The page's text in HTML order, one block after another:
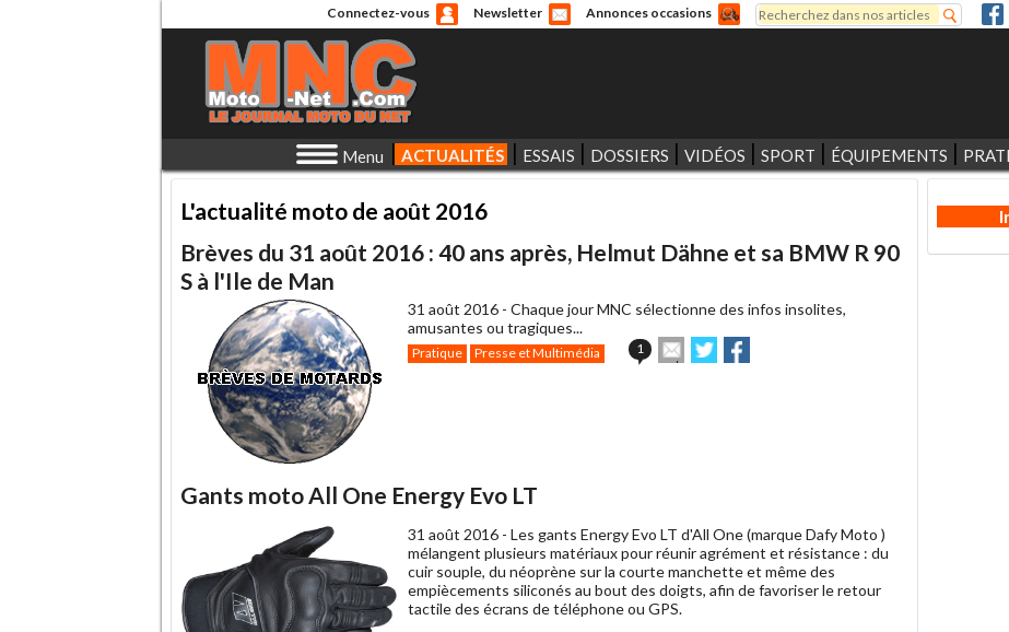
Connectez-vous Newsletter Annonces occasions
Formulaire de recherche
Rechercher
Menu ACTUALITÉS ESSAIS DOSSIERS VIDÉOS SPORT ÉQUIPEMENTS
L'actualité moto de août 2016
Brèves du 31 août 2016 : 40 ans après, Helmut Dähne et sa BMW R 90
S à l'Ile de Man
31 août 2016 - Chaque jour MNC sélectionne des infos insolites,
amusantes ou tragiques...
Pratique Presse et Multimédia 1
Envoyer
cet
Partager
sur sur
Gants moto All One Energy Evo LT
31 août 2016 - Les gants Energy Evo LT d'All One (marque Dafy Moto )
mélangent plusieurs matériaux pour réunir agrément et résistance : du
cuir souple, du néoprène sur la courte manchette et même des
empiècements siliconés au bout des doigts, afin de favoriser le retour
tactile des écrans de téléphone ou GPS.